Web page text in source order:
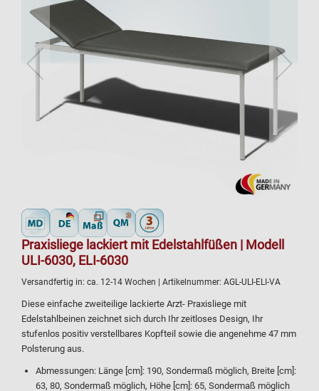
Praxisliege lackiert mit Edelstahlfüßen | Modell
ULI-6030, ELI-6030
Versandfertig in: ca. 12-14 Wochen | Artikelnummer: AGL-ULI-ELI-VA
Diese einfache zweiteilige lackierte Arzt- Praxisliege mit
Edelstahlbeinen zeichnet sich durch Ihr zeitloses Design, Ihr
stufenlos positiv verstellbares Kopfteil sowie die angenehme 47 mm
Polsterung aus.
Abmessungen: Länge [cm]: 190, Sondermaß möglich, Breite [cm]:
63, 80, Sondermaß möglich, Höhe [cm]: 65, Sondermaß möglich